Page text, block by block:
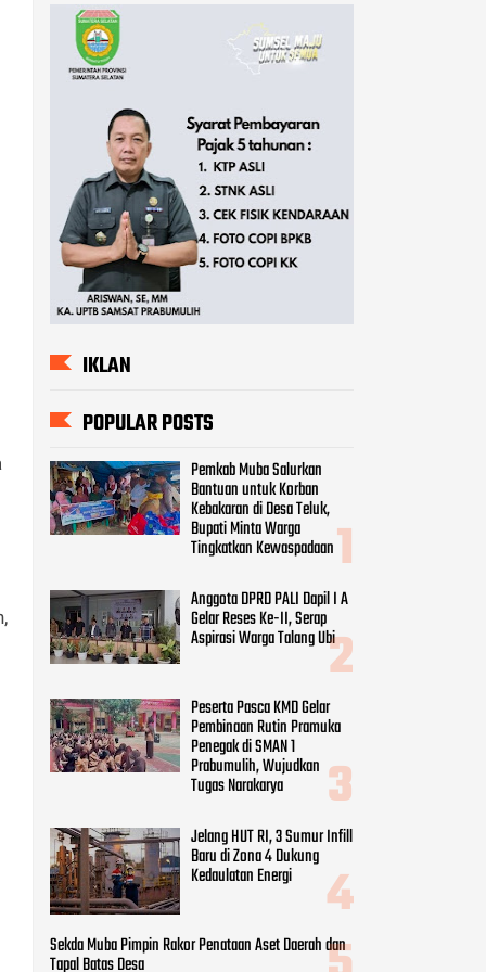
IKLAN
POPULAR POSTS
Pemkab Muba Salurkan
Bantuan untuk Korban
Kebakaran di Desa Teluk,
Bupati Minta Warga
Tingkatkan Kewaspadaan
Anggota DPRD PALI Dapil I A
Gelar Reses Ke-II, Serap
Aspirasi Warga Talang Ubi
Peserta Pasca KMD Gelar
Pembinaan Rutin Pramuka
Penegak di SMAN 1
Prabumulih, Wujudkan
Tugas Narakarya
Jelang HUT RI, 3 Sumur Infill
Baru di Zona 4 Dukung
Kedaulatan Energi
Sekda Muba Pimpin Rakor Penataan Aset Daerah dan
Tapal Batas Desa